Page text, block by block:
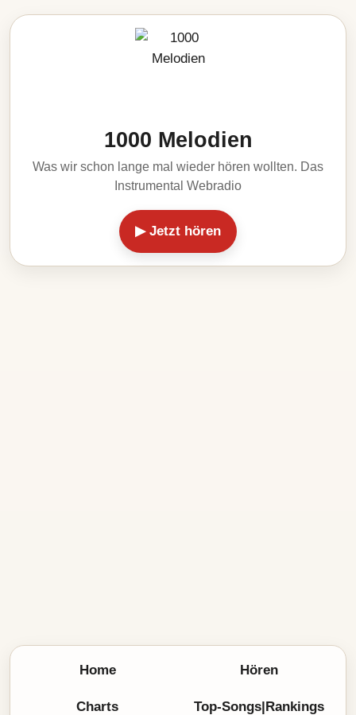
1000 Melodien
Was wir schon lange mal wieder hören wollten. Das
Instrumental Webradio
▶ Jetzt hören
Home Hören
Charts Top-Songs|Rankings